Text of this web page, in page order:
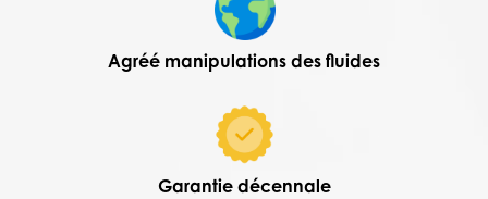
Agréé manipulations des fluides
Garantie décennale